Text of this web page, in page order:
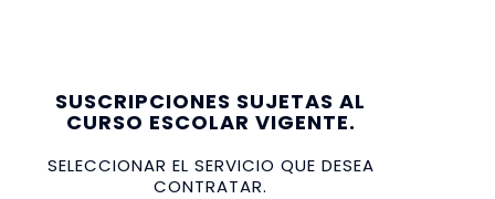
SUSCRIPCIONES SUJETAS AL
CURSO ESCOLAR VIGENTE.
SELECCIONAR EL SERVICIO QUE DESEA
CONTRATAR.